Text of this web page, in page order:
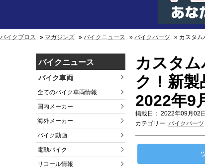
バイクブロス マガジンズ バイクニュース バイクパーツ カスタム
バイクニュース
バイク車両
全てのバイク車両情報
国内メーカー
海外メーカー
バイク動画
電動バイク
リコール情報
カスタ
ク！新製
2022年9
掲載日： 2022年09月02
カテゴリー: バイクパーツ